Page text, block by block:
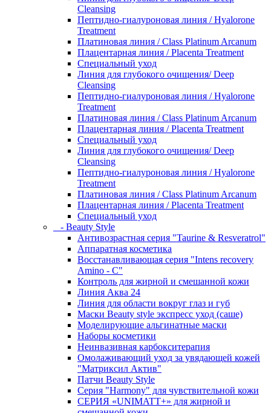
Cleansing
Пептидно-гиалуроновая линия / Hyalorone
Treatment
Платиновая линия / Class Platinum Arcanum
Плацентарная линия / Placenta Treatment
Специальный уход
Линия для глубокого очищения/ Deep
Cleansing
Пептидно-гиалуроновая линия / Hyalorone
Treatment
Платиновая линия / Class Platinum Arcanum
Плацентарная линия / Placenta Treatment
Специальный уход
Линия для глубокого очищения/ Deep
Cleansing
Пептидно-гиалуроновая линия / Hyalorone
Treatment
Платиновая линия / Class Platinum Arcanum
Плацентарная линия / Placenta Treatment
Специальный уход
- Beauty Style
Антивозрастная серия "Taurine & Resveratrol"
Аппаратная косметика
Восстанавливающая серия "Intens recovery
Amino - C"
Контроль для жирной и смешанной кожи
Линия Аква 24
Линия для области вокруг глаз и губ
Маски Beauty style экспресс уход (саше)
Моделирующие альгинатные маски
Наборы косметики
Неинвазивная карбокситерапия
Омолаживающий уход за увядающей кожей
"Матриксил Актив"
Патчи Beauty Style
Серия "Harmony" для чувствительной кожи
СЕРИЯ «UNIMATT+» для жирной и